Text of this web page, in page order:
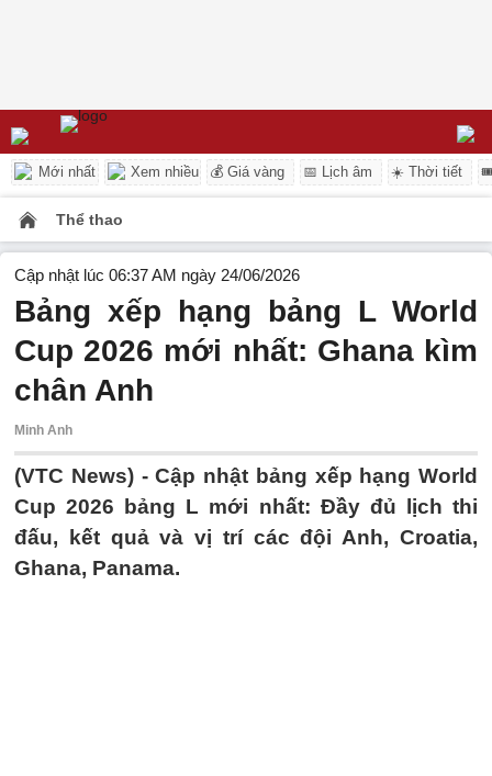
Mới nhất Xem nhiều 💰 Giá vàng 📅 Lịch âm ☀️ Thời tiết
Thể thao
Cập nhật lúc 06:37 AM ngày 24/06/2026
Bảng xếp hạng bảng L World
Cup 2026 mới nhất: Ghana kìm
chân Anh
Minh Anh
(VTC News) -Cập nhật bảng xếp hạng World
Cup 2026 bảng L mới nhất: Đầy đủ lịch thi
đấu, kết quả và vị trí các đội Anh, Croatia,
Ghana, Panama.